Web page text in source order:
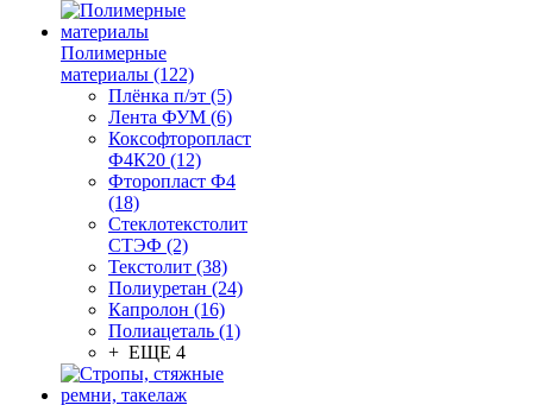
Полимерные
материалы (122)
Плёнка п/эт (5)
Лента ФУМ (6)
Коксофторопласт
Ф4К20 (12)
Фторопласт Ф4
(18)
Стеклотекстолит
СТЭФ (2)
Текстолит (38)
Полиуретан (24)
Капролон (16)
Полиацеталь (1)
+ ЕЩЕ 4